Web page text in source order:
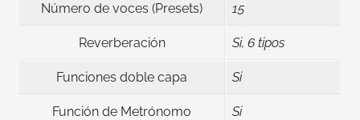
Número de voces (Presets) 15
Reverberación Si, 6 tipos
Funciones doble capa Si
Función de Metrónomo Si